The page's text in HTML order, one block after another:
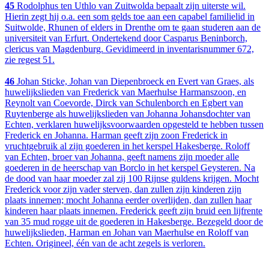
45 Rodolphus ten Uthlo van Zuitwolda bepaalt zijn uiterste wil.
Hierin zegt hij o.a. een som gelds toe aan een capabel familielid in
Suitwolde, Rhunen of elders in Drenthe om te gaan studeren aan de
universiteit van Erfurt. Ondertekend door Casparus Beninborch,
clericus van Magdenburg. Gevidimeerd in inventarisnummer 672,
zie regest 51.
46 Johan Sticke, Johan van Diepenbroeck en Evert van Graes, als
huwelijkslieden van Frederick van Maerhulse Harmanszoon, en
Reynolt van Coevorde, Dirck van Schulenborch en Egbert van
Ruytenberge als huwelijkslieden van Johanna Johansdochter van
Echten, verklaren huwelijksvoorwaarden opgesteld te hebben tussen
Frederick en Johanna. Harman geeft zijn zoon Frederick in
vruchtgebruik al zijn goederen in het kerspel Hakesberge. Roloff
van Echten, broer van Johanna, geeft namens zijn moeder alle
goederen in de heerschap van Borclo in het kerspel Geysteren. Na
de dood van haar moeder zal zij 100 Rijnse guldens krijgen. Mocht
Frederick voor zijn vader sterven, dan zullen zijn kinderen zijn
plaats innemen; mocht Johanna eerder overlijden, dan zullen haar
kinderen haar plaats innemen. Frederick geeft zijn bruid een lijfrente
van 35 mud rogge uit de goederen in Hakesberge. Bezegeld door de
huwelijkslieden, Harman en Johan van Maerhulse en Roloff van
Echten. Origineel, één van de acht zegels is verloren.